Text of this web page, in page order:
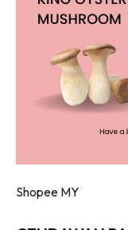
Shopee MY